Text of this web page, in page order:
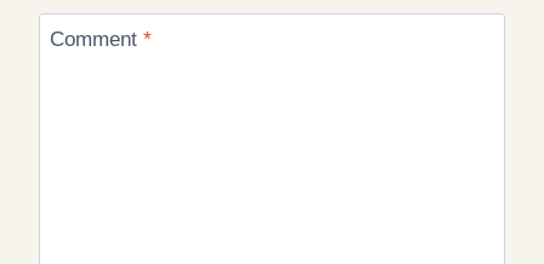
Comment *